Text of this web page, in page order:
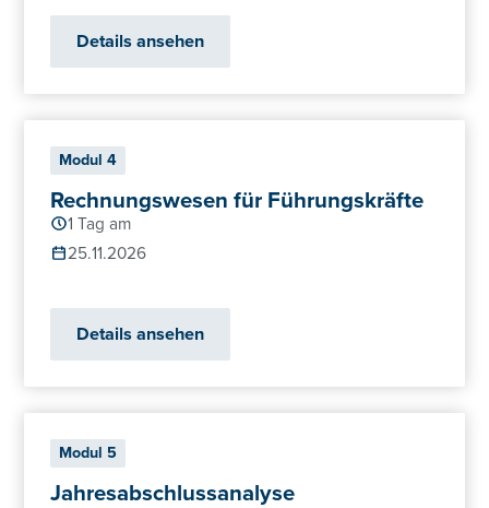
Details ansehen
Modul 4
Rechnungswesen für Führungskräfte
1 Tag am
25.11.2026
Details ansehen
Modul 5
Jahresabschlussanalyse